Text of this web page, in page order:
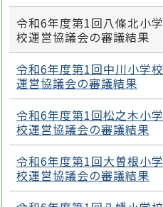
令和6年度第1回八條北小学
校運営協議会の審議結果
令和6年度第1回中川小学校
運営協議会の審議結果
令和6年度第1回松之木小学
校運営協議会の審議結果
令和6年度第1回大曽根小学
校運営協議会の審議結果